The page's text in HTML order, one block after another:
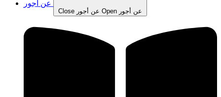
Close عن أجور Open عن أجور